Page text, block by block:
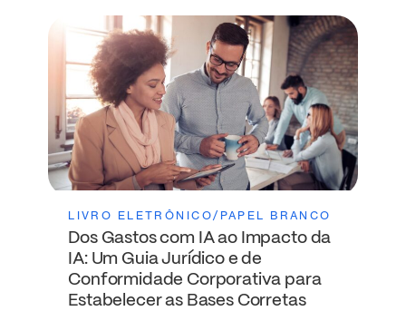
LIVRO ELETRÔNICO/PAPEL BRANCO
Dos Gastos com IA ao Impacto da
IA: Um Guia Jurídico e de
Conformidade Corporativa para
Estabelecer as Bases Corretas